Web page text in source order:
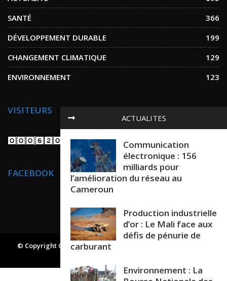
ACTUALITES
Communication
électronique : 156
milliards pour
l’amélioration du réseau au
Cameroun
Production industrielle
d’or : Le Mali face aux
défis de pénurie de
carburant
Environnement : La
SANTÉ
366
DÉVELOPPEMENT DURABLE
199
CHANGEMENT CLIMATIQUE
129
ENVIRONNEMENT
123
VISITEURS
FACEBOOK
© Copyright GREEN AND HEALTH NEWS. All Rights Reserved.